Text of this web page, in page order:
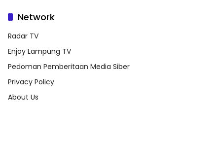
Network
Radar TV
Enjoy Lampung TV
Pedoman Pemberitaan Media Siber
Privacy Policy
About Us